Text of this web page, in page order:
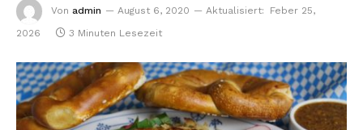
Von admin August 6, 2020 Aktualisiert:
Feber 25,
2026
3 Minuten Lesezeit